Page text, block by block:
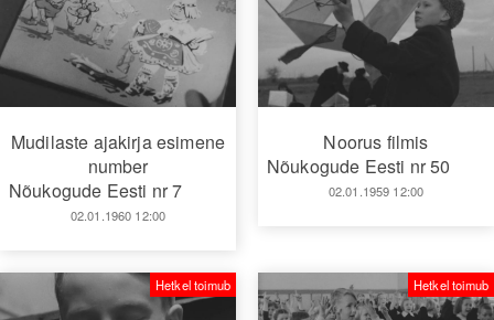
Mudilaste ajakirja esimene
number
Nõukogude Eesti nr 7
02.01.1960 12:00
Noorus filmis
Nõukogude Eesti nr 50
02.01.1959 12:00
Hetkel toimub Hetkel toimub